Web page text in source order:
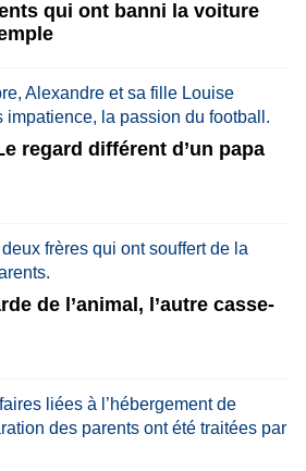
qui ont banni la voiture
regard différent d’un papa
de l’animal, l’autre casse-